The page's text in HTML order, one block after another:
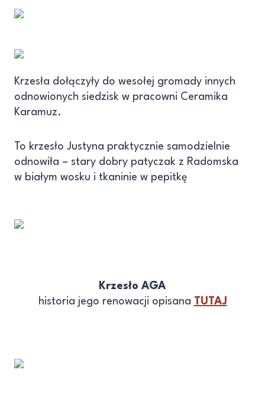
Krzesła dołączyły do wesołej gromady innych
odnowionych siedzisk w pracowni Ceramika
Karamuz.
To krzesło Justyna praktycznie samodzielnie
odnowiła – stary dobry patyczak z Radomska
w białym wosku i tkaninie w pepitkę
Krzesło AGA
historia jego renowacji opisana
TUTAJ